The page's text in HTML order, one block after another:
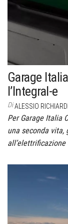
Garage
l’Integral-e
DiALESSIO RICHIARDI
Per Garage Italia
una seconda